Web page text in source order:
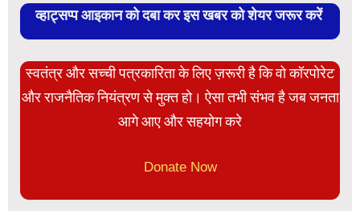
व्हाट्सप्प आइकान को दबा कर इस खबर को शेयर जरूर करें
स्वतंत्र और सच्ची पत्रकारिता के लिए ज़रूरी है कि वो कॉरपोरेट
और राजनैतिक नियंत्रण से मुक्त हो। ऐसा तभी संभव है जब जनता
आगे आए और सहयोग करे
Donate Now